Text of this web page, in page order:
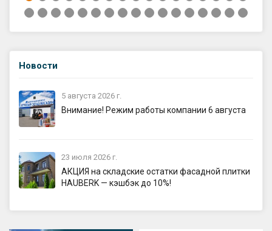
Новости
5 августа 2026 г.
Внимание! Режим работы компании 6 августа
23 июля 2026 г.
АКЦИЯ на складские остатки фасадной плитки
HAUBERK — кэшбэк до 10%!